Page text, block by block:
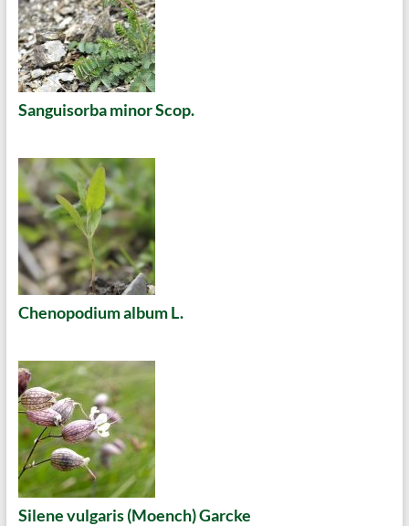
Sanguisorba minor Scop.
Chenopodium album L.
Silene vulgaris (Moench) Garcke